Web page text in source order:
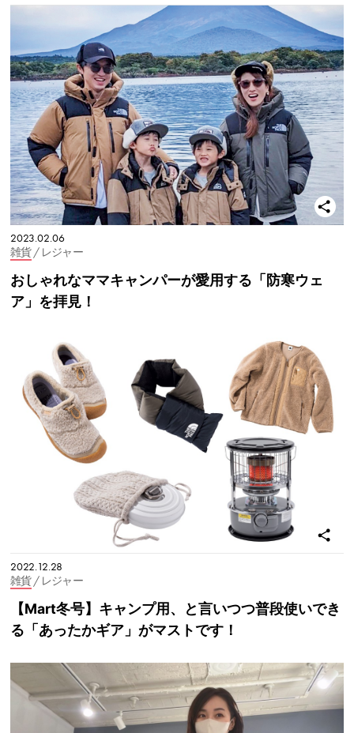
2023.02.06
雑貨/ レジャー
おしゃれなママキャンパーが愛用する「防寒ウェ
ア」を拝見！
2022.12.28
雑貨/ レジャー
【Mart冬号】キャンプ用、と言いつつ普段使いでき
る「あったかギア」がマストです！